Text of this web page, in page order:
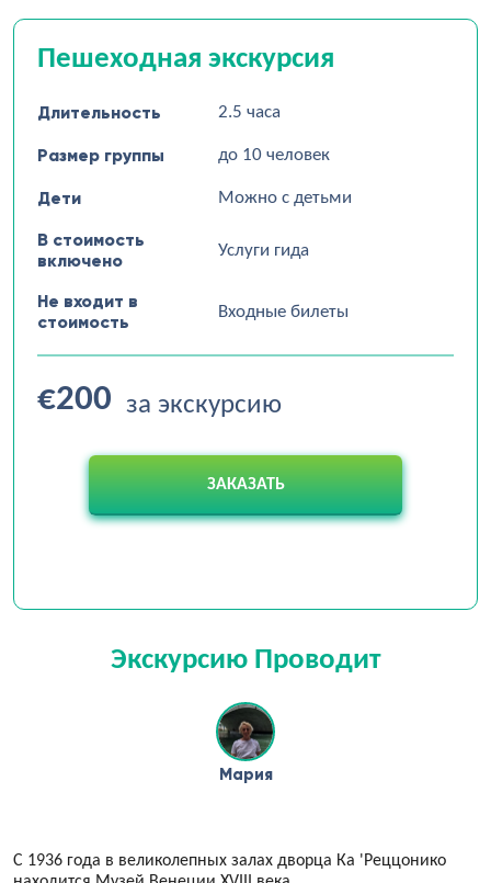
С 1936 года в великолепных залах дворца Ка 'Реццонико
Пешеходная экскурсия
Длительность 2.5 часа
Размер группы до 10 человек
Дети Можно с детьми
В стоимость
включено
Услуги гида
Не входит в
стоимость
Входные билеты
€200 за экскурсию
ЗАКАЗАТЬ
Экскурсию Проводит
Мария